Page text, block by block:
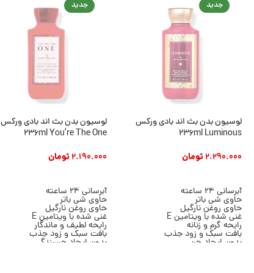
جدید
لوسیون بدن بث اند بادی ورکس
236ml Luminous
2.290.000تومان
آبرسانی 24 ساعته
حاوی شی باتر
حاوی روغن نارگیل
غنی شده با ویتامین E
رایحه گرم و زنانه
بافت سبک و زود جذب
بدون ایجاد چربی
جدید
لوسیون بدن بث اند بادی ورکس
236ml You’re The One
2.190.000تومان
آبرسانی 24 ساعته
حاوی شی باتر
حاوی روغن نارگیل
غنی شده با ویتامین E
رایحه لطیف و ماندگار
بافت سبک و زود جذب
بدون ایجاد چسبندگی